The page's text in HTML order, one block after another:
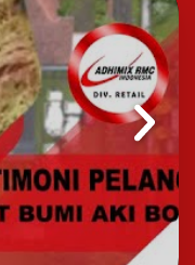
Next